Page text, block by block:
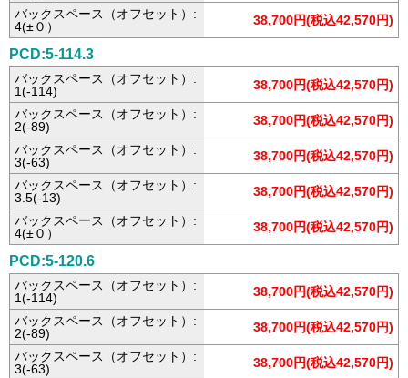
バックスペース（オフセット）:
4(±０）
38,700円(税込42,570円)
PCD:5-114.3
バックスペース（オフセット）:
1(-114)
38,700円(税込42,570円)
バックスペース（オフセット）:
2(-89)
38,700円(税込42,570円)
バックスペース（オフセット）:
3(-63)
38,700円(税込42,570円)
バックスペース（オフセット）:
3.5(-13)
38,700円(税込42,570円)
バックスペース（オフセット）:
4(±０）
38,700円(税込42,570円)
PCD:5-120.6
バックスペース（オフセット）:
1(-114)
38,700円(税込42,570円)
バックスペース（オフセット）:
2(-89)
38,700円(税込42,570円)
バックスペース（オフセット）:
3(-63)
38,700円(税込42,570円)